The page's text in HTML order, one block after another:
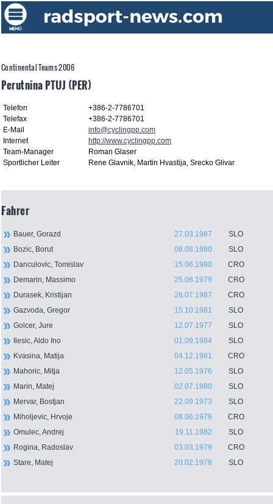
Continental Teams 2006
Perutnina PTUJ (PER)
Telefon
+386-2-7786701
Telefax
+386-2-7786701
E-Mail
info@cyclingpp.com
Internet
http://www.cyclingpp.com
Team-Manager
Roman Glaser
Sportlicher Leiter
Rene Glavnik, Martin Hvastija, Srecko Glivar
Fahrer
Bauer, Gorazd 27.03.1987
SLO
Bozic, Borut
08.08.1980
SLO
Danculovic, Tomislav
15.06.1980
CRO
Demarin, Massimo
25.08.1979
CRO
Durasek, Kristijan
26.07.1987
CRO
Gazvoda, Gregor
15.10.1981
SLO
Golcer, Jure
12.07.1977
SLO
Ilesic, Aldo Ino
01.09.1984
SLO
Kvasina, Matija
04.12.1981
CRO
Mahoric, Mitja
12.05.1976
SLO
Marin, Matej
02.07.1980
SLO
Mervar, Bostjan
22.09.1973
SLO
Miholjevic, Hrvoje
08.06.1979
CRO
Omulec, Andrej
19.11.1982
SLO
Rogina, Radoslav
03.03.1979
CRO
Stare, Matej
20.02.1978 SLO